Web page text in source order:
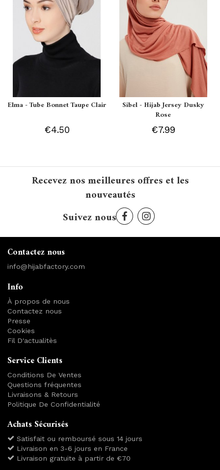
Elma - Tube Bonnet Taupe Clair
€4.50
Sibel - Hijab Jersey Dusky
Rose
€7.99
Recevez nos meilleures offres et les
nouveautés
Suivez nous
Contactez nous
info@hijabfactory.com
Info
À propos de nous
Contactez nous
Presse
Cookies
Fil D'actualitès
Service Clients
Conditions De Ventes
Questions fréquentes
Livraisons & Retours
Politique De Confidentialité
Achats Sécurisés
Satisfait ou remboursé sous 14 jours
Livraison en 3-6 jours en France
Livraison gratuite à partir de €70